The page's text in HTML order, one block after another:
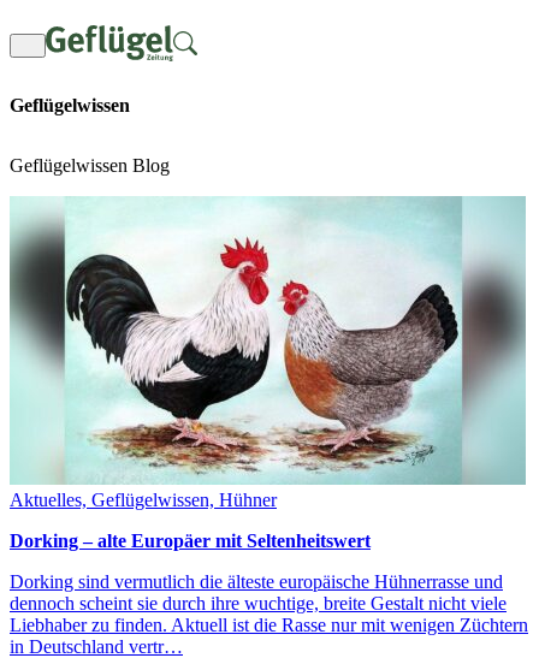
Inhalt
springen
Geflügelwissen
Geflügelwissen Blog
Aktuelles, Geflügelwissen, Hühner
Dorking – alte Europäer mit Seltenheitswert
Dorking sind vermutlich die älteste europäische Hühnerrasse und
dennoch scheint sie durch ihre wuchtige, breite Gestalt nicht viele
Liebhaber zu finden. Aktuell ist die Rasse nur mit wenigen Züchtern
in Deutschland vertr…